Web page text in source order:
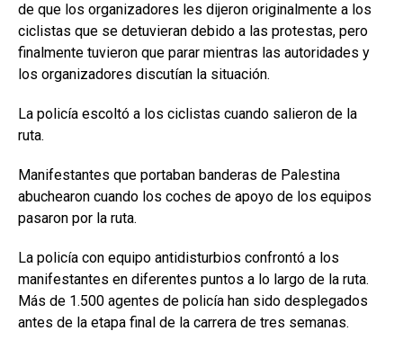
de que los organizadores les dijeron originalmente a los
ciclistas que se detuvieran debido a las protestas, pero
finalmente tuvieron que parar mientras las autoridades y
los organizadores discutían la situación.
La policía escoltó a los ciclistas cuando salieron de la
ruta.
Manifestantes que portaban banderas de Palestina
abuchearon cuando los coches de apoyo de los equipos
pasaron por la ruta.
La policía con equipo antidisturbios confrontó a los
manifestantes en diferentes puntos a lo largo de la ruta.
Más de 1.500 agentes de policía han sido desplegados
antes de la etapa final de la carrera de tres semanas.